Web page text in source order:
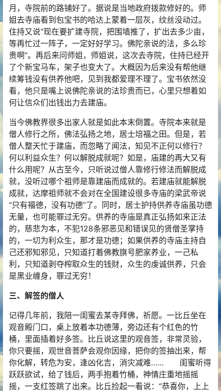
月，寺院前的路铺好了。据说是当地政府拨款修好的。师
姐去寺庙看到包宝书的哈达上蒙着一层灰，纹丝没动过。
住持又说“现在要扩建寺院，把围墙推了，扩出去多少亩，
等再忙过一阵子，一定好好学习。佛陀亲说的法，多么珍
贵啊”。再后来问师姐，师姐说，这次去寺院，住持已经开
了个新宝马车，架子也变大了。大概因为后来没有帮他继
续筹钱没有供养他吧，见到我都爱理不理了。宝书依然没
看，他只是嘴上说佛陀亲说的法珍贵而已，心里只想着如
何让信众们出钱出力去建庙。
当今佛教界很多出家人就是如此本末倒置。寺院本来就是
僧人修行之所，佛法弘扬之地，居士培福之田。但是，若
僧人整天忙于建庙，而忽略了闻法，知见不正何以修行？
何以利益众生？何以解脱成就呢？如是，庙建的再大又有
什么用呢？从古至今，只听说过僧人靠修行修法而解脱成
就，没听过哪个祖师是靠建庙而成就的。若建庙就能解脱
成就，达摩祖师就不会对在全国建设很多寺庙的梁武帝说
“只有福德，没有功德”了。同时，居士护持供养寺庙虽功德
无量，也可能罪过无穷。供养的寺庙是真正弘扬如来正法
的，慈悲为本，不犯128条邪恶见和错误见的贤僧圣掌持
的，一切为利众生，那才是功德；如果供养的寺庙主持自
己还邪知邪见，只知道打着佛教旗号肥家养业，一己私
利，只知道剥夺榨取众生的钱财，众生的虔诚供养，只会
是黑业缠身，罪过无穷！
三、解签的僧人
记得几年前，我陪一闺蜜去某寺拜佛，祈愿。一比丘坐在
观音殿门口，桌上放着本功德薄，旁边还有个红色的竹
桶，里面插着好多签。比丘说这里的观音签，非常灵验，
你只要摇，观世音菩萨会观你因缘，把你的签抽出来，帮
你化解，转危为安，逢凶化吉，消灾减难…… 闺蜜听得
跃跃欲试，给了钱后，两手抱着竹桶，神情庄重地摇摇
摇，一支红签跳了出来。比丘捡起一看说：“恭喜你，上上